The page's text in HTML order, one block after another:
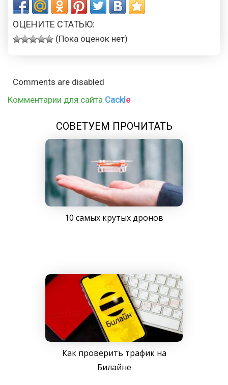
ОЦЕНИТЕ СТАТЬЮ:
(Пока оценок нет)
Comments are disabled
Комментарии для сайта Cackle
СОВЕТУЕМ ПРОЧИТАТЬ
10 самых крутых дронов
Как проверить трафик на
Билайне